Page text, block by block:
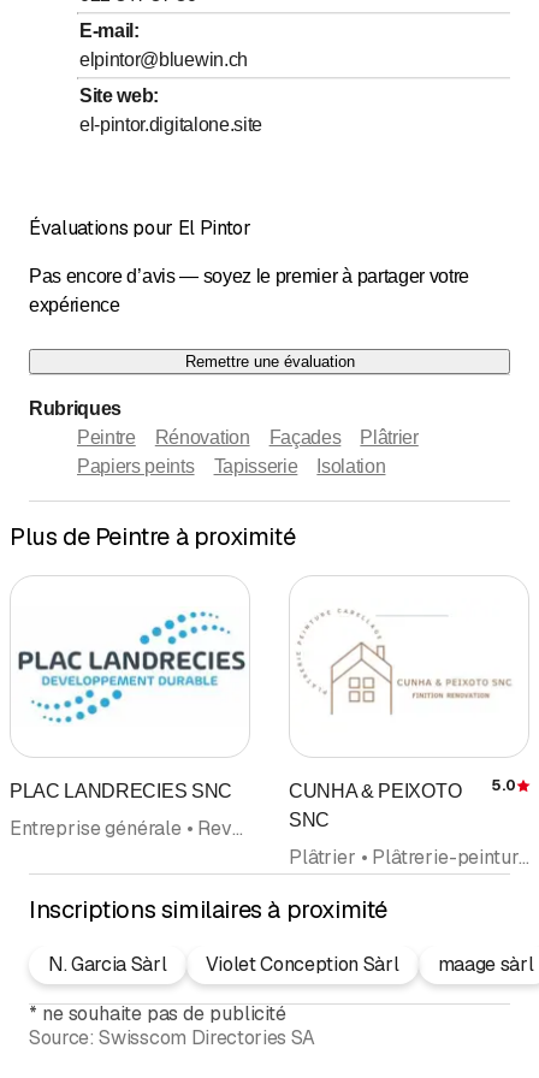
Dimanche
Sur rendez-vous
E-mail :
elpintor@bluewin.ch
Site web:
el-pintor.digitalone.site
Évaluations pour El Pintor
Pas encore d’avis — soyez le premier à partager votre
expérience
Remettre une évaluation
Rubriques
Peintre
Rénovation Façades
Plâtrier
Papiers peints
Tapisserie Isolation
Plus de Peintre à proximité
PLAC LANDRECIES SNC
Entreprise générale • Revêtement des plafonds et plafonds suspendus • Peintre • Entreprise de Peinture • Isolation • Entreprise de Carrelage • Revêtements de Sols • Papiers peints
CUNHA & PEIXOTO
SNC
5.0
Plâtrier • Plâtrerie-peinture • Peintre • Entreprise de Peinture • Rénovation • Revêtement des plafonds et plafonds suspendus • Revêtements de Sols • Entreprise de Carrelage • Isolation
Inscriptions similaires à proximité
N. Garcia Sàrl Violet Conception Sàrl
maage sàrl
* ne souhaite pas de publicité
Source: Swisscom Directories SA